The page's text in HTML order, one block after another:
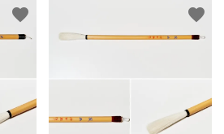
favorite favorite